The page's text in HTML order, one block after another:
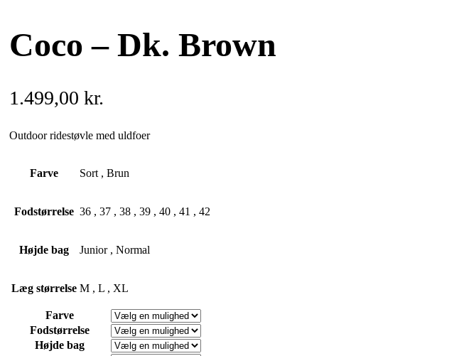
Coco – Dk. Brown
1.499,00 kr.
Outdoor ridestøvle med uldfoer
Farve Sort , Brun
Fodstørrelse 36 , 37 , 38 , 39 , 40 , 41 , 42
Højde bag Junior , Normal
Læg størrelse M , L , XL
Farve
Fodstørrelse
Højde bag